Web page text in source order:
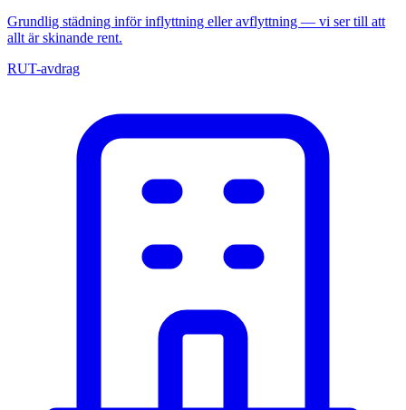
Grundlig städning inför inflyttning eller avflyttning — vi ser till att
allt är skinande rent.
RUT-avdrag